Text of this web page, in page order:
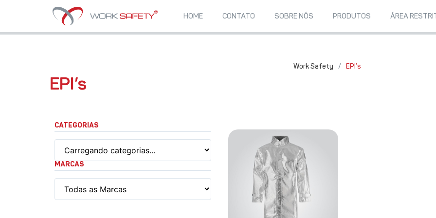
HOME CONTATO SOBRE NÓS PRODUTOS ÁREA
Work Safety / EPI’s
EPI’s
CATEGORIAS
MARCAS